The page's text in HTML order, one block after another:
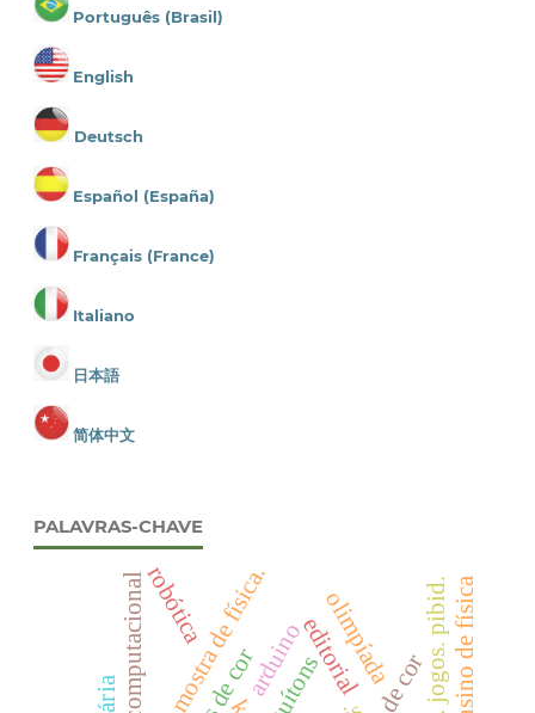
Português (Brasil)
English
Deutsch
Español (España)
Français (France)
Italiano
日本語
简体中文
PALAVRAS-CHAVE
editorial
mostra de física.quítons
olimpíada
robótica ensino de física
arduino